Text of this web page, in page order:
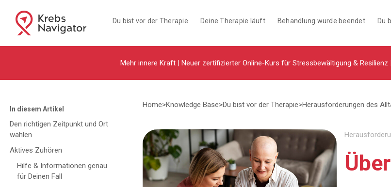
Du bist vor der Therapie Deine Therapie läuft Behandlung wurde beendet Du
Mehr innere Kraft | Neuer zertifizierter Online-Kurs für Stressbewältigung & Resilienz
In diesem Artikel
Den richtigen Zeitpunkt und Ort
wählen
Aktives Zuhören
Hilfe & Informationen genau
für Deinen Fall
Home>Knowledge Base>Du bist vor der Therapie>Herausforderungen des